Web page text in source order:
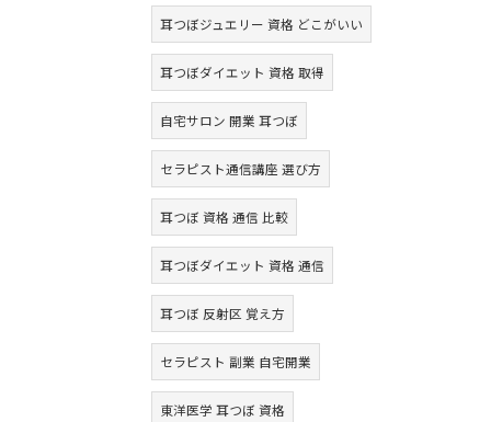
耳つぼジュエリー 資格 どこがいい
耳つぼダイエット 資格 取得
自宅サロン 開業 耳つぼ
セラピスト通信講座 選び方
耳つぼ 資格 通信 比較
耳つぼダイエット 資格 通信
耳つぼ 反射区 覚え方
セラピスト 副業 自宅開業
東洋医学 耳つぼ 資格